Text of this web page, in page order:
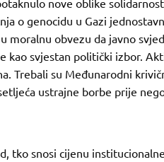
o genocidu u Gazi
obvezu da javno
kao svjestan politički izbor.
Trebali su Međunarodni
ustrajne borbe prije
tko snosi cijenu